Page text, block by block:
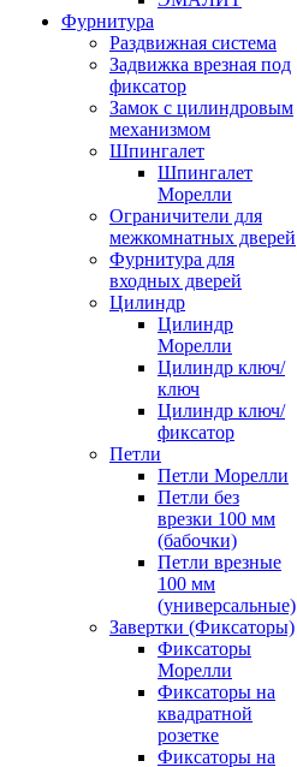
Фурнитура
Раздвижная система
Задвижка врезная под
фиксатор
Замок с цилиндровым
механизмом
Шпингалет
Шпингалет
Морелли
Ограничители для
межкомнатных дверей
Фурнитура для
входных дверей
Цилиндр
Цилиндр
Морелли
Цилиндр ключ/
ключ
Цилиндр ключ/
фиксатор
Петли
Петли Морелли
Петли без
врезки 100 мм
(бабочки)
Петли врезные
100 мм
(универсальные)
Завертки (Фиксаторы)
Фиксаторы
Морелли
Фиксаторы на
квадратной
розетке
Фиксаторы на